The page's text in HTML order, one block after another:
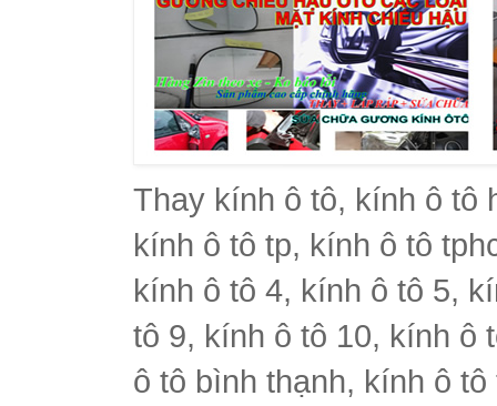
Thay kính ô tô, kính ô tô
kính ô tô tp, kính ô tô
kính ô tô 4, kính ô tô 5,
tô 9, kính ô tô 10, kính ô
ô tô bình thạnh, kính ô